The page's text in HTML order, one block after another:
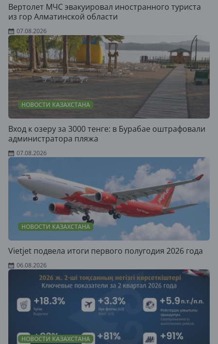
Вертолет МЧС эвакуировал иностранного туриста
из гор Алматинской области
07.08.2026
НОВОСТИ КАЗАХСТАНА
Вход к озеру за 3000 тенге: в Бурабае оштрафовали
администратора пляжа
07.08.2026
НОВОСТИ КАЗАХСТАНА
Vietjet подвела итоги первого полугодия 2026 года
06.08.2026
НОВОСТИ КАЗАХСТАНА